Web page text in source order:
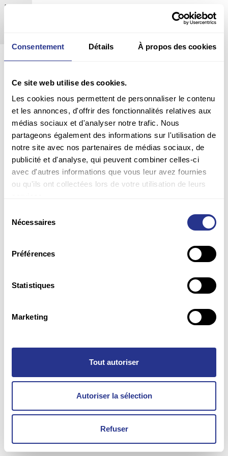
Consentement Détails À propos des cookies
Ce site web utilise des cookies.
Les cookies nous permettent de personnaliser le contenu
et les annonces, d'offrir des fonctionnalités relatives aux
médias sociaux et d'analyser notre trafic. Nous
partageons également des informations sur l'utilisation de
notre site avec nos partenaires de médias sociaux, de
publicité et d'analyse, qui peuvent combiner celles-ci
avec d'autres informations que vous leur avez fournies
ou qu'ils ont collectées lors de votre utilisation de leurs
Nécessaires
Préférences
Statistiques
Marketing
Tout autoriser
Autoriser la sélection
Refuser
Europe